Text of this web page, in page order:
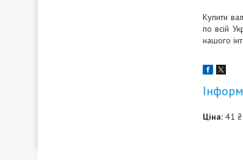
Купити
по всій
нашого
Ціна: 41 ₴